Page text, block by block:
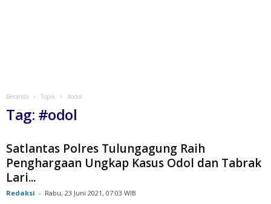
Beranda Topik #odol
Tag: #odol
Satlantas Polres Tulungagung Raih
Penghargaan Ungkap Kasus Odol dan Tabrak
Lari...
Redaksi - Rabu, 23 Juni 2021, 07:03 WIB